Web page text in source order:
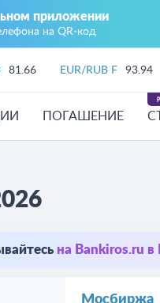
приложении
на QR‑код
81.66 EUR/RUB F 93.94
ПОГАШЕНИЕ
на Bankiros.ru в
Мосбиржа